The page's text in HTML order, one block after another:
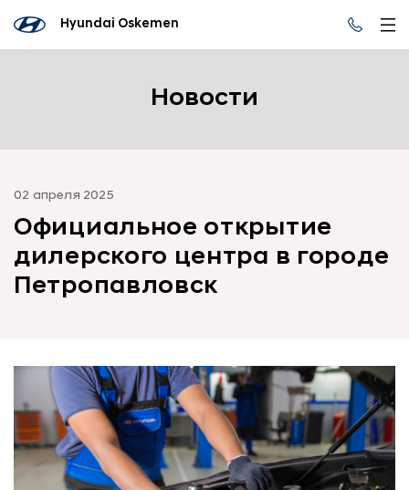
Hyundai Oskemen
Новости
02 апреля 2025
Официальное открытие
дилерского центра в городе
Петропавловск